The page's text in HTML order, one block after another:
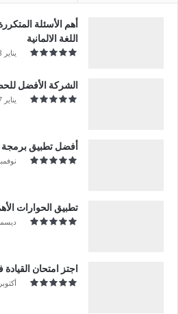
اللغة الالمانية
يناير 13, 2022
الشركة الأفضل
يناير 7, 2022
أفضل تطبيق برمجة
نوفمبر 30,
تطبيق الحوارات
ديسمبر 15,
اجتز امتحان القيادة
أكتوبر 27, 2021